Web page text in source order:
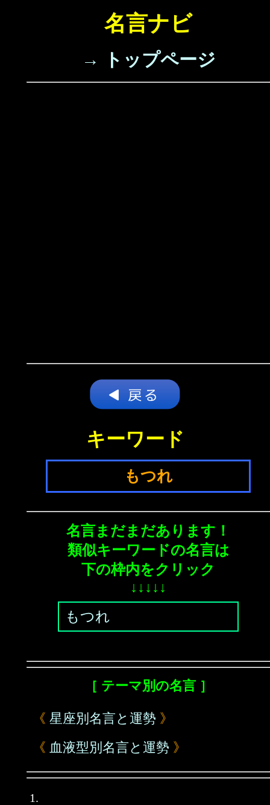
名言ナビ
→ トップページ
キーワード
もつれ
名言まだまだあります！
類似キーワードの名言は
下の枠内をクリック
↓↓↓↓↓
もつれ
［ テーマ別の名言 ］
《 星座別名言と運勢 》
《 血液型別名言と運勢 》
1.